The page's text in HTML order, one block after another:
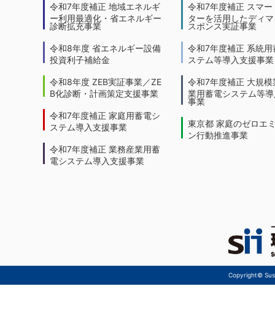
令和7年度補正 地域エネルギ
ー利用最適化・省エネルギー
診断拡充事業
令和8年度 省エネルギー設備
投資利子補給金
令和8年度 ZEB実証事業／ZE
B化診断・計画策定支援事業
令和7年度補正 家庭用蓄電シ
ステム導入支援事業
令和7年度補正 業務産業用蓄
電システム導入支援事業
令和7年度補正 スマー
ターを活用したディ
スポンス実証事業
令和7年度補正 系統用
ステム等導入支援事業
令和7年度補正 大規模
業用蓄電システム等
事業
東京都 家庭のゼロエ
ン行動推進事業
Copyright©